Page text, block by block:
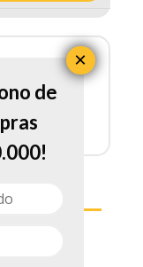
de alta
televisión y
estable
de
×